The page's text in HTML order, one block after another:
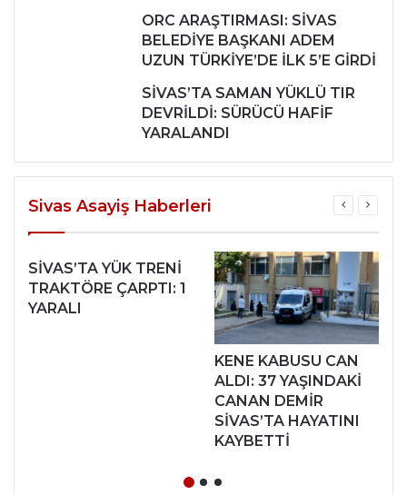
ORC ARAŞTIRMASI: SİVAS
BELEDİYE BAŞKANI ADEM
UZUN TÜRKİYE’DE İLK 5’E GİRDİ
SİVAS’TA SAMAN YÜKLÜ TIR
DEVRİLDİ: SÜRÜCÜ HAFİF
YARALANDI
Sivas Asayiş Haberleri
SİVAS’TA YÜK TRENİ
TRAKTÖRE ÇARPTI: 1
YARALI
KENE KABUSU CAN
ALDI: 37 YAŞINDAKİ
CANAN DEMİR
SİVAS’TA HAYATINI
KAYBETTİ